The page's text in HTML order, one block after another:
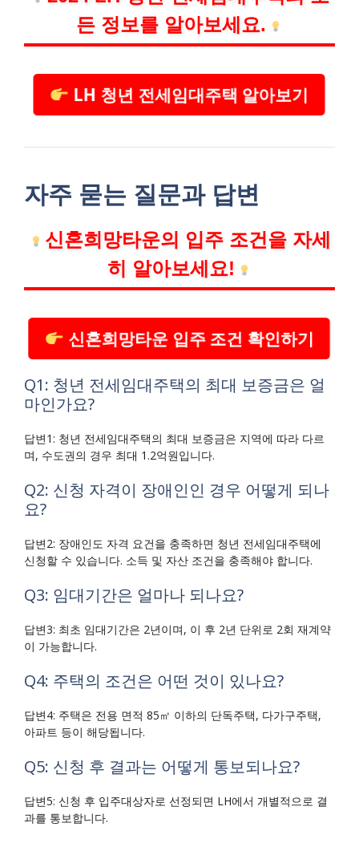
든 정보를 알아보세요.
LH 청년 전세임대주택 알아보기
자주 묻는 질문과 답변
신혼희망타운의 입주 조건을 자세
히 알아보세요!
신혼희망타운 입주 조건 확인하기
Q1: 청년 전세임대주택의 최대 보증금은 얼
마인가요?
답변1: 청년 전세임대주택의 최대 보증금은 지역에 따라 다르
며, 수도권의 경우 최대 1.2억원입니다.
Q2: 신청 자격이 장애인인 경우 어떻게 되나
요?
답변2: 장애인도 자격 요건을 충족하면 청년 전세임대주택에
신청할 수 있습니다. 소득 및 자산 조건을 충족해야 합니다.
Q3: 임대기간은 얼마나 되나요?
답변3: 최초 임대기간은 2년이며, 이 후 2년 단위로 2회 재계약
이 가능합니다.
Q4: 주택의 조건은 어떤 것이 있나요?
답변4: 주택은 전용 면적 85㎡ 이하의 단독주택, 다가구주택,
아파트 등이 해당됩니다.
Q5: 신청 후 결과는 어떻게 통보되나요?
답변5: 신청 후 입주대상자로 선정되면 LH에서 개별적으로 결
과를 통보합니다.